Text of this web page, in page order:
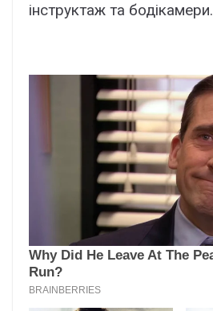
інструктаж та бодікамери.